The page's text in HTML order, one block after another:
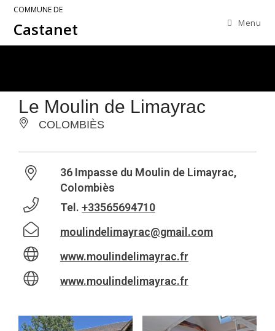
COMMUNE DE
Castanet Menu
Le Moulin de Limayrac
COLOMBIÈS
36 Impasse du Moulin de Limayrac,
Colombiès
Tel. +33565694710
moulindelimayrac@gmail.com
www.moulindelimayrac.fr
www.moulindelimayrac.fr